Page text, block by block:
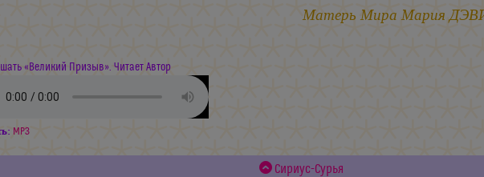
Матерь МираМария
«Великий Призыв». Читает Автор
MP3
Сириус-Сурья